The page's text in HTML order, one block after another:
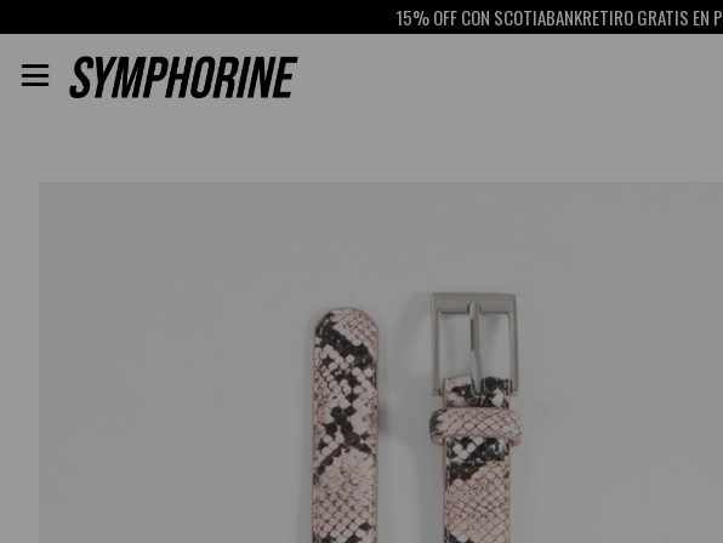
15% OFF CON SCOTIABANKRETIRO GRATIS EN PICK UP
